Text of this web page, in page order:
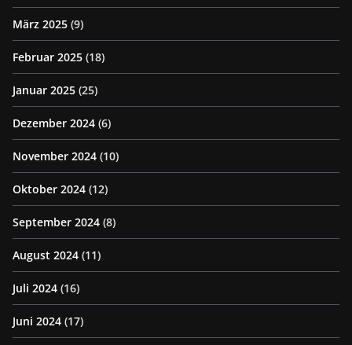
März 2025 (9)
Februar 2025 (18)
Januar 2025 (25)
Dezember 2024 (6)
November 2024 (10)
Oktober 2024 (12)
September 2024 (8)
August 2024 (11)
Juli 2024 (16)
Juni 2024 (17)